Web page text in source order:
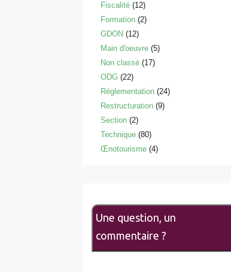
Fiscalité(12)
Formation(2)
GDON (12)
Main d'oeuvre(5)
Non classé(17)
ODG(22)
Réglementation(24)
Restructuration(9)
Section(2)
Technique(80)
Œnotourisme(4)
Une question, un
commentaire ?